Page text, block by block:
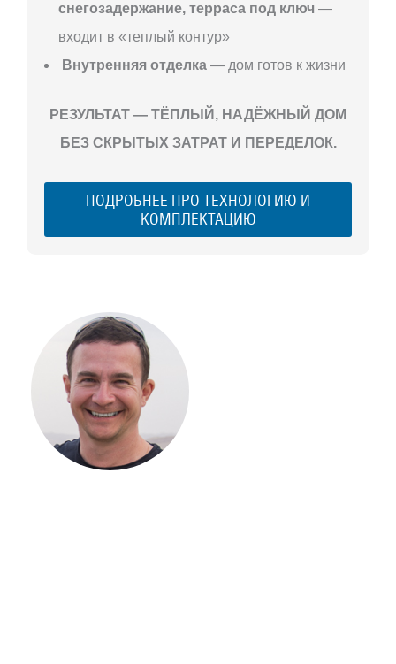
снегозадержание, терраса под ключ —
входит в «теплый контур»
Внутренняя отделка — дом готов к жизни
РЕЗУЛЬТАТ — ТЁПЛЫЙ, НАДЁЖНЫЙ ДОМ
БЕЗ СКРЫТЫХ ЗАТРАТ И ПЕРЕДЕЛОК.
ПОДРОБНЕЕ ПРО ТЕХНОЛОГИЮ И
КОМПЛЕКТАЦИЮ